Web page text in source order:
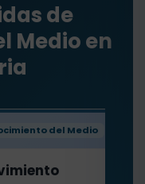
de
Medio en
del Medio